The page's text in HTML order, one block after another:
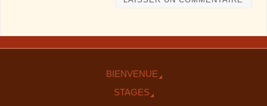
BIENVENUE
STAGES